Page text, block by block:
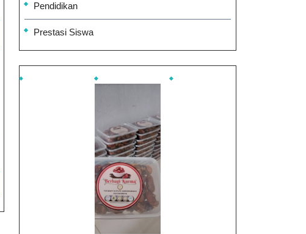
Pendidikan
Prestasi Siswa